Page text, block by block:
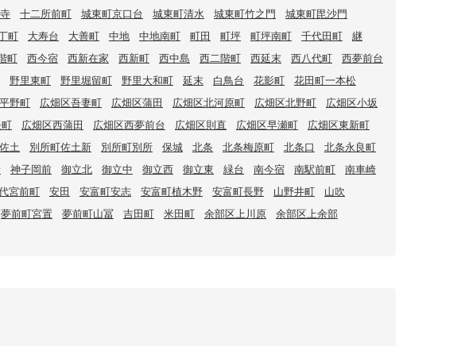
十二所前町 城東町京口台 城東町清水 城東町竹之門
城東町毘沙門
町 大寿台 大善町 中地 中地南町 町田 町坪 町坪南町 千代田町
継
町 西今宿 西新在家 西新町 西中島 西二階町 西延末 西八代町
西夢前台
野里東町 野里堀留町 野里大和町 延末 白鳥台 花影町
花田町一本松
平野町 広畑区吾妻町 広畑区蒲田 広畑区北河原町 広畑区北野町
広畑区小坂
広畑区西蒲田 広畑区西夢前台 広畑区則直 広畑区早瀬町
広畑区東新町
土 別所町佐土新 別所町別所 保城 北条 北条梅原町 北条口
北条永良町
神子岡前 御立北 御立中 御立西 御立東 緑台 南今宿 南駅前町
南車崎
宮前町 安田 安富町安志 安富町植木野 安富町長野 山野井町
山吹
夢前町宮置 夢前町山冨 吉田町 米田町 余部区上川原 余部区上余部